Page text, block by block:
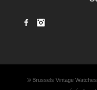
Facebook
© Brussels Vintage